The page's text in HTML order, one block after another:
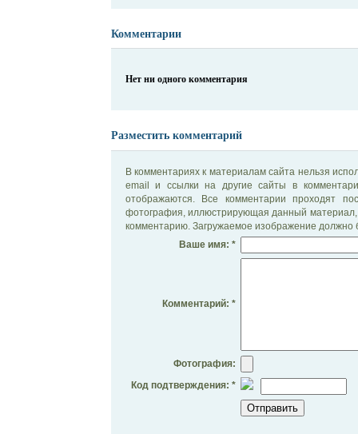
Комментарии
Нет ни одного комментария
Разместить комментарий
В комментариях к материалам сайта нельзя
email и ссылки на другие сайты в
отображаются. Все комментарии проходят
фотография, иллюстрирующая данный материал,
комментарию. Загружаемое изображение должно
Ваше имя: *
Комментарий: *
Фотография:
Код подтверждения: *